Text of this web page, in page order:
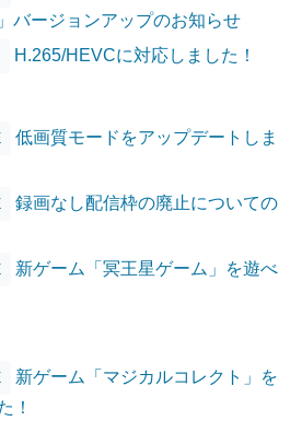
バージョンアップのお知らせ
H.265/HEVCに対応しました！
低画質モードをアップデートしま
録画なし配信枠の廃止についての
新ゲーム「冥王星ゲーム」を遊べ
新ゲーム「マジカルコレクト」を
！